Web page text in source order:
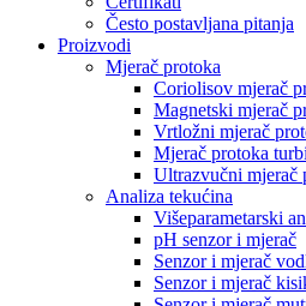
Često postavljana pitanja
Proizvodi
Mjerač protoka
Coriolisov mjerač
Magnetski mjerač
Vrtložni mjerač
Mjerač protoka
Ultrazvučni mjerač
Analiza tekućina
Višeparametarski
pH senzor i mjerač
Senzor i mjerač
Senzor i mjerač